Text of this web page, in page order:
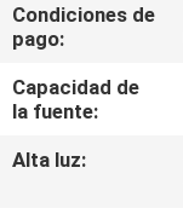
PIDA
UNA
CITA
Condiciones de
pago:
Capacidad de
la fuente:
Alta luz: